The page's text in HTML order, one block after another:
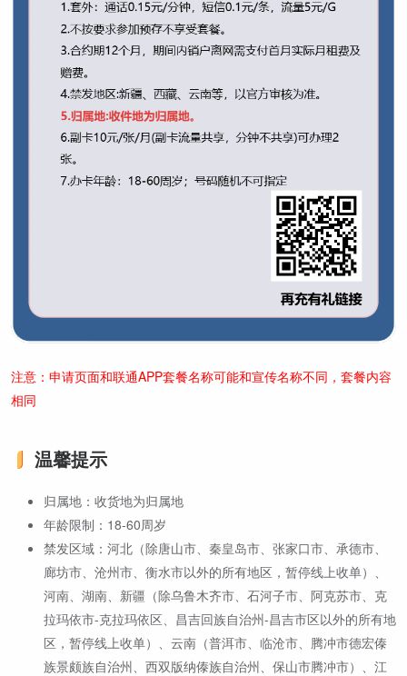
注意：申请页面和联通APP套餐名称可能和宣传名称不同，套餐内容
相同
温馨提示
归属地：收货地为归属地
年龄限制：18-60周岁
禁发区域：河北（除唐山市、秦皇岛市、张家口市、承德市、
廊坊市、沧州市、衡水市以外的所有地区，暂停线上收单）、
河南、湖南、新疆（除乌鲁木齐市、石河子市、阿克苏市、克
拉玛依市-克拉玛依区、昌吉回族自治州-昌吉市区以外的所有地
区，暂停线上收单）、云南（普洱市、临沧市、腾冲市德宏傣
族景颇族自治州、西双版纳傣族自治州、保山市腾冲市）、江